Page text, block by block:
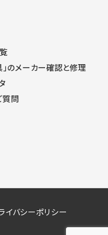
」のメーカー確認と修理
質問
イバシーポリシー